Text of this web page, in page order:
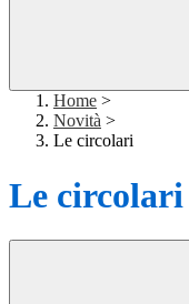
Home >
Novità >
Le circolari
Le circolari